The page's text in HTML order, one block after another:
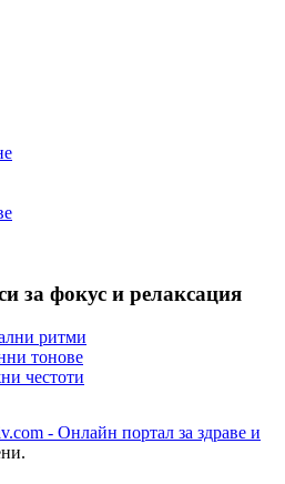
за фокус и релаксация
ритми
тонове
честоти
- Онлайн портал за здраве и